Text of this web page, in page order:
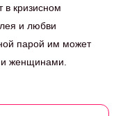
в кризисном
и любви
парой им может
женщинами.